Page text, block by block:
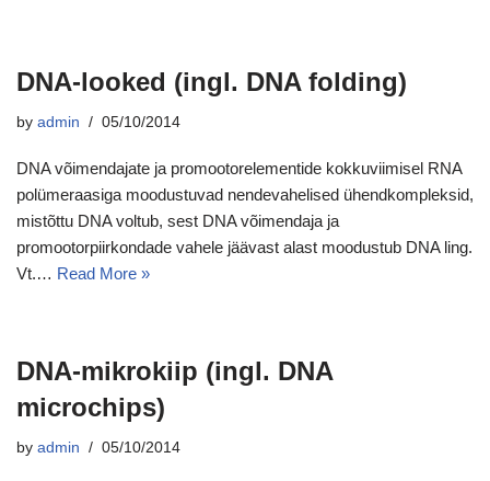
DNA-looked (ingl. DNA folding)
by admin 05/10/2014
DNA võimendajate ja promootorelementide kokkuviimisel RNA
polümeraasiga moodustuvad nendevahelised ühendkompleksid,
mistõttu DNA voltub, sest DNA võimendaja ja
promootorpiirkondade vahele jäävast alast moodustub DNA ling.
Vt.… Read More »
DNA-mikrokiip (ingl. DNA
microchips)
by admin 05/10/2014